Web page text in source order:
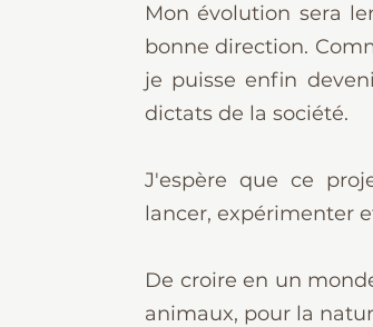
Mon évolution sera
bonne direction.
je puisse enfin
dictats de la société.
J'espère que ce
lancer, expérimenter
De croire en un
animaux, pour la